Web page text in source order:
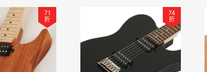
71
折
74
折